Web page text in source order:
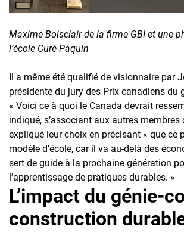
Maxime Boisclair de la firme GBI et une
l’école Curé-Paquin
Il a même été qualifié de visionnaire par
présidente du jury des Prix canadiens du
« Voici ce à quoi le Canada devrait
indiqué, s’associant aux autres
expliqué leur choix en précisant « que ce
modèle d’école, car il va au-delà des
sert de guide à la prochaine génération
l’apprentissage de pratiques durables. »
L’impact du génie-
construction